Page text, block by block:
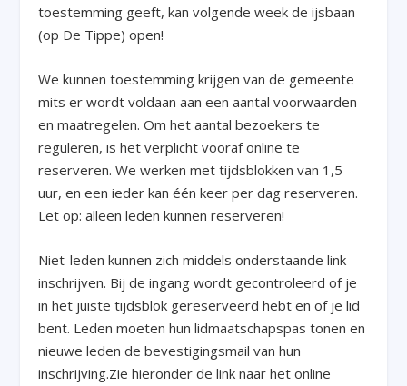
toestemming geeft, kan volgende week de ijsbaan
(op De Tippe) open!
We kunnen toestemming krijgen van de gemeente
mits er wordt voldaan aan een aantal voorwaarden
en maatregelen. Om het aantal bezoekers te
reguleren, is het verplicht vooraf online te
reserveren. We werken met tijdsblokken van 1,5
uur, en een ieder kan één keer per dag reserveren.
Let op: alleen leden kunnen reserveren!
Niet-leden kunnen zich middels onderstaande link
inschrijven. Bij de ingang wordt gecontroleerd of je
in het juiste tijdsblok gereserveerd hebt en of je lid
bent. Leden moeten hun lidmaatschapspas tonen en
nieuwe leden de bevestigingsmail van hun
inschrijving.Zie hieronder de link naar het online